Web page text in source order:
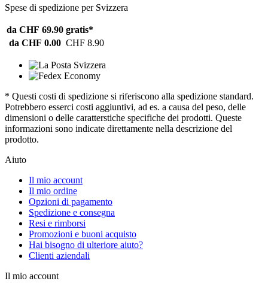
Spese di spedizione per Svizzera
da CHF 69.90 gratis*
da CHF 0.00 CHF 8.90
* Questi costi di spedizione si riferiscono alla spedizione standard.
Potrebbero esserci costi aggiuntivi, ad es. a causa del peso, delle
dimensioni o delle caratterstiche specifiche dei prodotti. Queste
informazioni sono indicate direttamente nella descrizione del
prodotto.
Aiuto
Il mio account
Il mio ordine
Opzioni di pagamento
Spedizione e consegna
Resi e rimborsi
Promozioni e buoni acquisto
Hai bisogno di ulteriore aiuto?
Clienti aziendali
Il mio account